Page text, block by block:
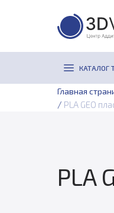
КАТАЛОГ
Главная
/ PLA GEO
PLA